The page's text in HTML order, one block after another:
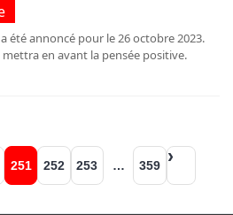
été annoncé pour le 26 octobre 2023.
mettra en avant la pensée positive.
251 252 253 … 359